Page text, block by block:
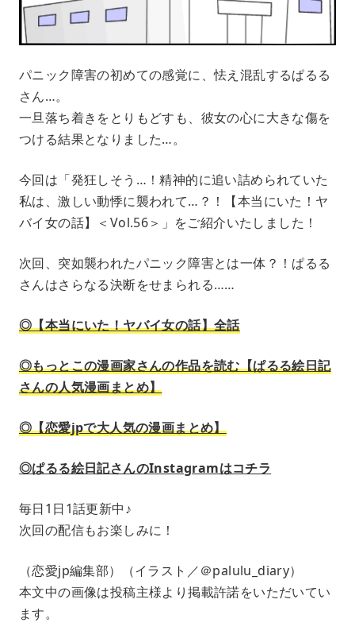
パニック障害の初めての感覚に、怯え混乱するぱるる
さん…。
一旦落ち着きをとりもどすも、彼女の心に大きな傷を
つける結果となりました…。
今回は「発狂しそう…！精神的に追い詰められていた
私は、激しい動悸に襲われて…？！【本当にいた！ヤ
バイ女の話】＜Vol.56＞」をご紹介いたしました！
次回、突如襲われたパニック障害とは一体？！ぱるる
さんはさらなる決断をせまられる……
◎【本当にいた！ヤバイ女の話】全話
◎もっとこの漫画家さんの作品を読む【ぱるる絵日記
さんの人気漫画まとめ】
◎【恋愛jpで大人気の漫画まとめ】
◎ぱるる絵日記さんのInstagramはコチラ
毎日1日1話更新中♪
次回の配信もお楽しみに！
（恋愛jp編集部）（イラスト／＠palulu_diary）
本文中の画像は投稿主様より掲載許諾をいただいてい
ます。